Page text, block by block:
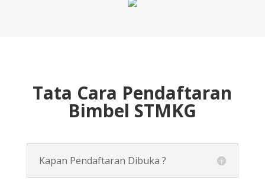
Tata Cara Pendaftaran
Bimbel STMKG
Kapan Pendaftaran Dibuka ?